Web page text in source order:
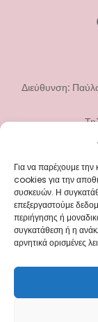
Για να παρέχουμε την
cookies για την
συσκευών. Η
επεξεργαστούμε
περιήγησης ή
συγκατάθεση ή η
αρνητικά ορισμένες
Διεύθυνση: